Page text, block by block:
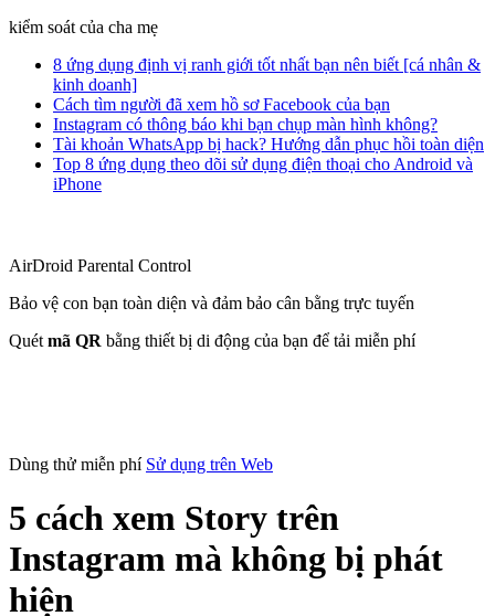
kiểm soát của cha mẹ
8 ứng dụng định vị ranh giới tốt nhất bạn nên biết [cá nhân &
kinh doanh]
Cách tìm người đã xem hồ sơ Facebook của bạn
Instagram có thông báo khi bạn chụp màn hình không?
Tài khoản WhatsApp bị hack? Hướng dẫn phục hồi toàn diện
Top 8 ứng dụng theo dõi sử dụng điện thoại cho Android và
iPhone
AirDroid Parental Control
Bảo vệ con bạn toàn diện và đảm bảo cân bằng trực tuyến
Quét mã QR bằng thiết bị di động của bạn để tải miễn phí
Dùng thử miễn phí Sử dụng trên Web
5 cách xem Story trên
Instagram mà không bị phát
hiện